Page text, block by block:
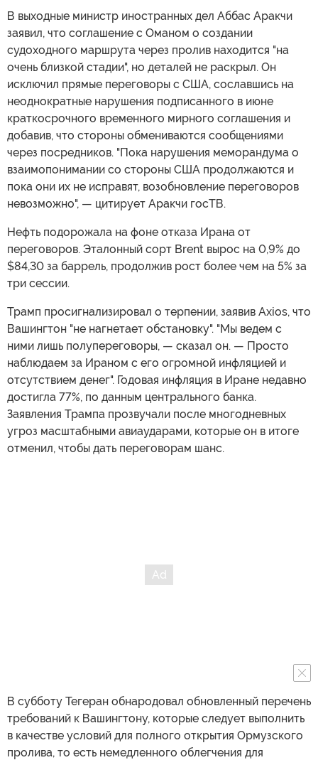
В выходные министр иностранных дел Аббас Аракчи
заявил, что соглашение с Оманом о создании
судоходного маршрута через пролив находится "на
очень близкой стадии", но деталей не раскрыл. Он
исключил прямые переговоры с США, сославшись на
неоднократные нарушения подписанного в июне
краткосрочного временного мирного соглашения и
добавив, что стороны обмениваются сообщениями
через посредников. "Пока нарушения меморандума о
взаимопонимании со стороны США продолжаются и
пока они их не исправят, возобновление переговоров
невозможно", — цитирует Аракчи госТВ.
Нефть подорожала на фоне отказа Ирана от
переговоров. Эталонный сорт Brent вырос на 0,9% до
$84,30 за баррель, продолжив рост более чем на 5% за
три сессии.
Трамп просигнализировал о терпении, заявив Axios, что
Вашингтон "не нагнетает обстановку". "Мы ведем с
ними лишь полупереговоры, — сказал он. — Просто
наблюдаем за Ираном с его огромной инфляцией и
отсутствием денег". Годовая инфляция в Иране недавно
достигла 77%, по данным центрального банка.
Заявления Трампа прозвучали после многодневных
угроз масштабными авиаударами, которые он в итоге
отменил, чтобы дать переговорам шанс.
В субботу Тегеран обнародовал обновленный перечень
требований к Вашингтону, которые следует выполнить
в качестве условий для полного открытия Ормузского
пролива, то есть немедленного облегчения для